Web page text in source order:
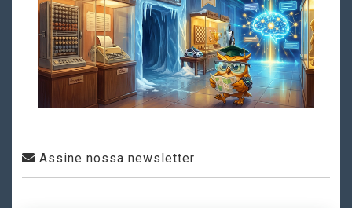
Assine nossa newsletter